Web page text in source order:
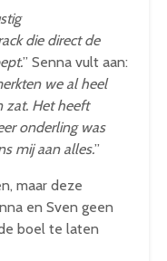
die direct de
” Senna vult aan:
we al heel
zat. Het heeft
onderling was
mij aan alles.”
maar deze
en Sven geen
boel te laten